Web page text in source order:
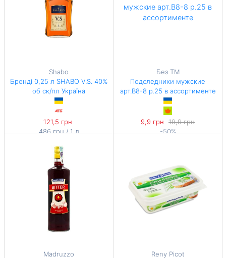
Shabo
Бренді 0,25 л SHABO V.S. 40%
об ск/пл Україна
121,5 грн
486 грн / 1 л
Без TM
Подследники мужские
арт.В8-8 р.25 в ассортименте
9,9 грн
19,9 грн
-50%
Madruzzo Reny Picot